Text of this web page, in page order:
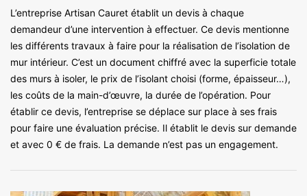
L’entreprise Artisan Cauret établit un devis à chaque
demandeur d’une intervention à effectuer. Ce devis mentionne
les différents travaux à faire pour la réalisation de l’isolation de
mur intérieur. C’est un document chiffré avec la superficie totale
des murs à isoler, le prix de l’isolant choisi (forme, épaisseur…),
les coûts de la main-d’œuvre, la durée de l’opération. Pour
établir ce devis, l’entreprise se déplace sur place à ses frais
pour faire une évaluation précise. Il établit le devis sur demande
et avec 0 € de frais. La demande n’est pas un engagement.